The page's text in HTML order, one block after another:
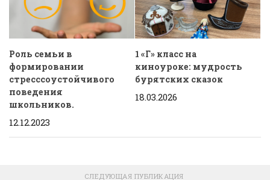
Роль семьи в
формировании
стресссоустойчивого
поведения
школьников.
12.12.2023
1 «Г» класс на
киноуроке: мудрость
бурятских сказок
18.03.2026
СЛЕДУЮЩАЯ ПУБЛИКАЦИЯ